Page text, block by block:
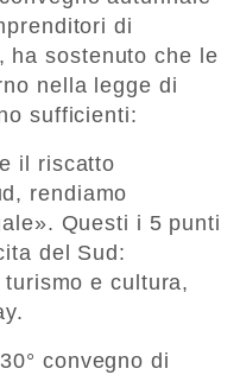
di
, ha sostenuto che le
nella legge di
sufficienti:
il riscatto
rendiamo
Questi i 5 punti
del Sud:
e cultura,
convegno di